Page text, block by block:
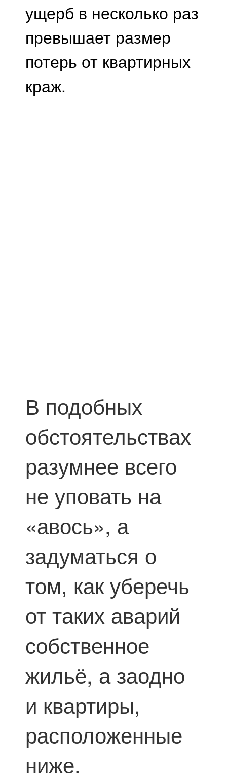
ущерб в несколько раз
превышает размер
потерь от квартирных
краж.
В подобных
обстоятельствах
разумнее всего
не уповать на
«авось», а
задуматься о
том, как уберечь
от таких аварий
собственное
жильё, а заодно
и квартиры,
расположенные
ниже.